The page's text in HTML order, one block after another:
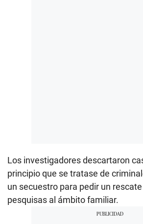
Los investigadores descartaron
principio que se tratase de
un secuestro para pedir un
pesquisas al ámbito familiar.